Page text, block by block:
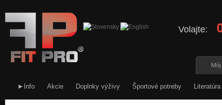
Volajte:
►Info Akcie Doplnky výživy Športové potreby Literatúra